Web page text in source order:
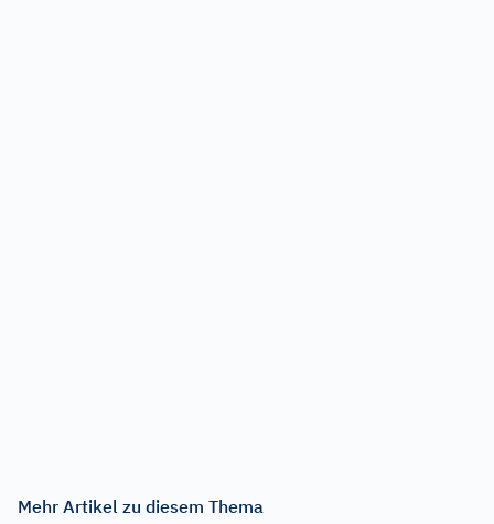
Mehr Artikel zu diesem Thema